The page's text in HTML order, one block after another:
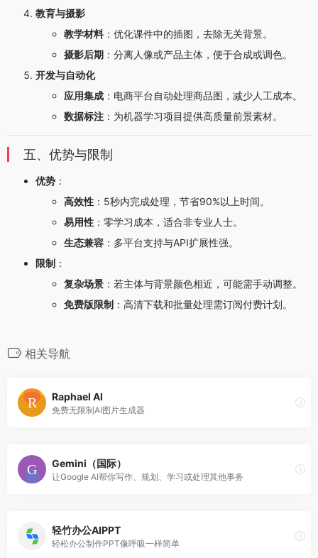
教育与摄影
教学材料：优化课件中的插图，去除无关背景。
摄影后期 ：分离人像或产品主体，便于合成或调色。
开发与自动化
应用集成 ：电商平台自动处理商品图，减少人工成本。
数据标注 ：为机器学习项目提供高质量前景素材。
五、优势与限制
优势 ：
高效性 ：5秒内完成处理，节省90%以上时间。
易用性 ：零学习成本，适合非专业人士。
生态兼容 ：多平台支持与API扩展性强。
限制 ：
复杂场景 ：若主体与背景颜色相近，可能需手动调整。
免费版限制 ：高清下载和批量处理需订阅付费计划。
相关导航
Raphael AI
免费无限制AI图片生成器
Gemini（国际）
让Google AI帮你写作、规划、学习或处理其他事务
轻竹办公AIPPT
轻松办公制作PPT像呼吸一样简单